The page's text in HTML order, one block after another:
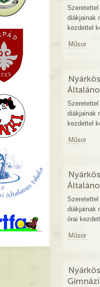
diákjainak
kezdettel
Műsor
diákjainak
kezdettel
Műsor
diákjainak
órai
Műsor